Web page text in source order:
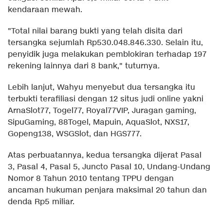
kendaraan mewah.
"Total nilai barang bukti yang telah disita dari
tersangka sejumlah Rp530.048.846.330. Selain itu,
penyidik juga melakukan pemblokiran terhadap 197
rekening lainnya dari 8 bank," tuturnya.
Lebih lanjut, Wahyu menyebut dua tersangka itu
terbukti terafiliasi dengan 12 situs judi online yakni
ArnaSlot77, Togel77, Royal77VIP, Juragan gaming,
SipuGaming, 88Togel, Mapuin, AquaSlot, NXS17,
Gopeng138, WSGSlot, dan HGS777.
Atas perbuatannya, kedua tersangka dijerat Pasal
3, Pasal 4, Pasal 5, Juncto Pasal 10, Undang-Undang
Nomor 8 Tahun 2010 tentang TPPU dengan
ancaman hukuman penjara maksimal 20 tahun dan
denda Rp5 miliar.